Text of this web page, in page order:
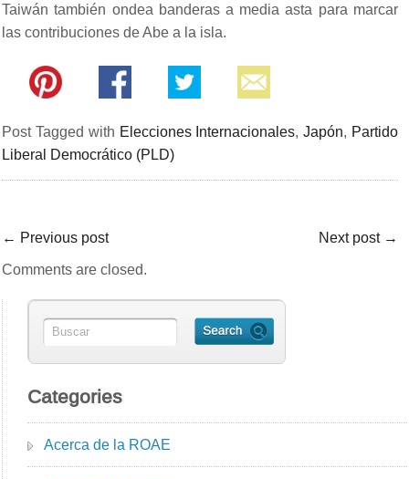
Taiwán también ondea banderas a media asta para marcar
las contribuciones de Abe a la isla.
Post Tagged with Elecciones Internacionales,Japón, Partido
Liberal Democrático (PLD)
← Previous post Next post →
Comments are closed.
Categories
Acerca de la ROAE